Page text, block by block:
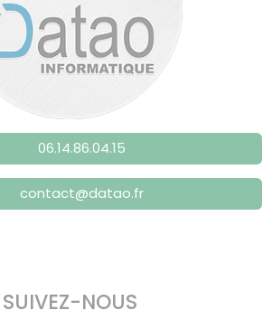
06.14.86.04.15
contact@datao.fr
SUIVEZ-NOUS